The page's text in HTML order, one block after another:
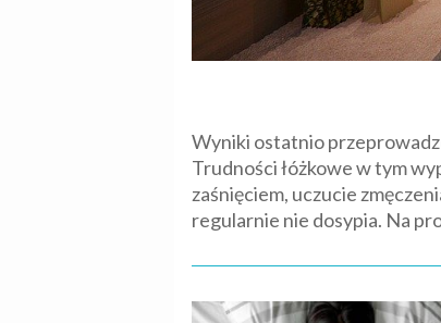
Wyniki ostatnio
Trudności łóżkowe w tym
zaśnięciem, uczucie
regularnie nie dosypia. Na